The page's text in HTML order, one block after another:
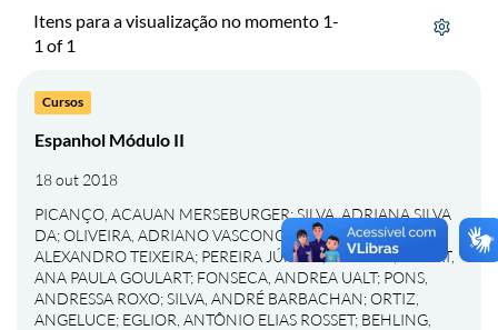
Itens para a visualização no momento 1-
1 of 1
Cursos
Espanhol Módulo II
18 out 2018
PICANÇO, ACAUAN MERSEBURGER;SILVA, ADRIANA SILVA
DA;OLIVEIRA, ADRIANO VASCONCELOS DE ;GOMES,
ALEXANDRO TEIXEIRA; PEREIRA JÚNIOR, ALÉRCIO; BONAT,
ANA PAULA GOULART; FONSECA, ANDREA UALT; PONS,
ANDRESSA ROXO;SILVA, ANDRÉ BARBACHAN;ORTIZ,
ANGELUCE; EGLIOR, ANTÔNIO ELIAS ROSSET; BEHLING,